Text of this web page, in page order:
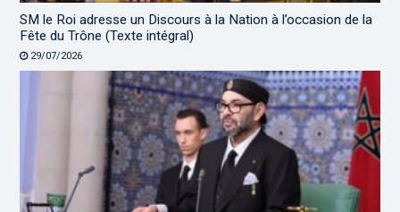
SM le Roi adresse un Discours à la Nation à l’occasion de la
Fête du Trône (Texte intégral)
29/07/2026